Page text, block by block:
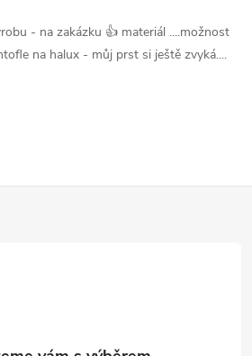
- na zakázku 👍 materiál ....možnost
na halux - můj prst si ještě zvyká....